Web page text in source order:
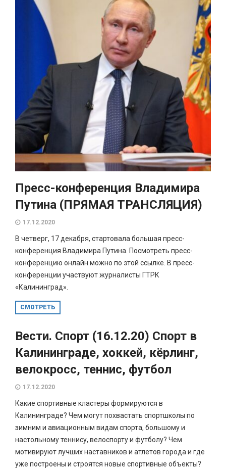
Пресс-конференция Владимира
Путина (ПРЯМАЯ ТРАНСЛЯЦИЯ)
17.12.2020
В четверг, 17 декабря, стартовала большая пресс-
конференция Владимира Путина. Посмотреть пресс-
конференцию онлайн можно по этой ссылке. В пресс-
конференции участвуют журналисты ГТРК
«Калининград».
СМОТРЕТЬ
Вести. Спорт (16.12.20) Спорт в
Калининграде, хоккей, кёрлинг,
велокросс, теннис, футбол
17.12.2020
Какие спортивные кластеры формируются в
Калининграде? Чем могут похвастать спортшколы по
зимним и авиационным видам спорта, большому и
настольному теннису, велоспорту и футболу? Чем
мотивируют лучших наставников и атлетов города и где
уже построены и строятся новые спортивные объекты?